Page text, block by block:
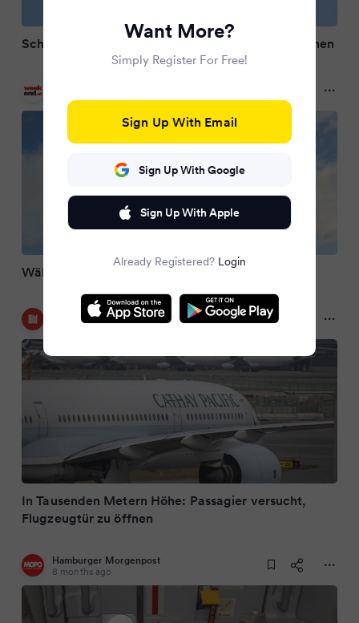
Schock im Flieger! Passagier will Flugzeugtür öffnen
Während Flug: Passagier versucht, Tür zu öffnen
8 months ago
In Tausenden Metern Höhe: Passagier versucht,
Flugzeugtür zu öffnen
Hamburger Morgenpost
8 months ago
Want More?
Simply Register For Free!
Sign Up With Email
Sign Up With Google
Sign Up With Apple
Already Registered? Login